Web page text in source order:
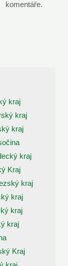
komentáře.
kraj
kraj
kraj
kraj
Kraj
kraj
kraj
kraj
kraj
Kraj